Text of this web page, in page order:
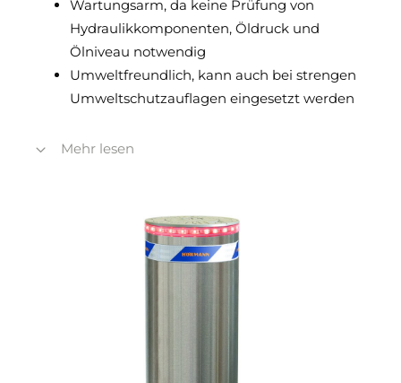
Wartungsarm, da keine Prüfung von
Hydraulikkomponenten, Öldruck und
Ölniveau notwendig
Umweltfreundlich, kann auch bei strengen
Umweltschutzauflagen eingesetzt werden
Servicefreundlich durch nahezu
Antriebskomponenten
Vibrations- und geräuscharme
Zylinderbewegung durch Soft-Start und
Mehr lesen